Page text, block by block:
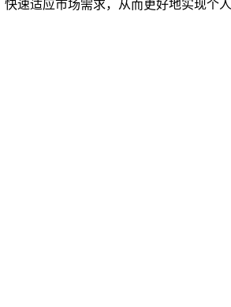
速适应市场需求，从而更好地实现个人